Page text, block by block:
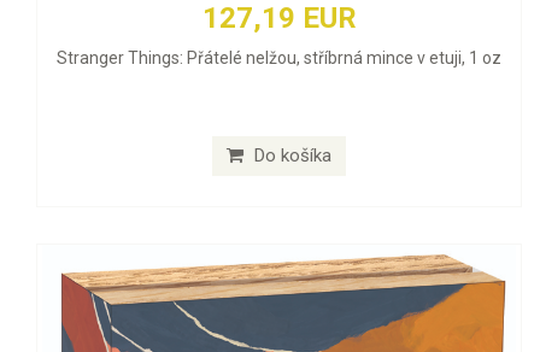
127,19 EUR
Stranger Things: Přátelé nelžou, stříbrná mince v etuji, 1 oz
Do košíka